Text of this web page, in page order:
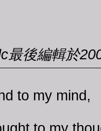
最後編輯於
to my mind,